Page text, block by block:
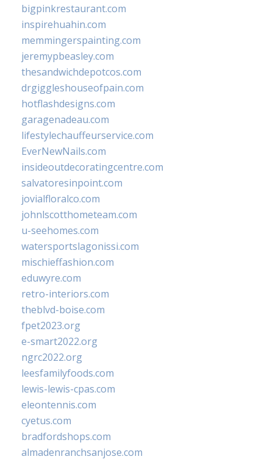
bigpinkrestaurant.com
inspirehuahin.com
memmingerspainting.com
jeremypbeasley.com
thesandwichdepotcos.com
drgiggleshouseofpain.com
hotflashdesigns.com
garagenadeau.com
lifestylechauffeurservice.com
EverNewNails.com
insideoutdecoratingcentre.com
salvatoresinpoint.com
jovialfloralco.com
johnlscotthometeam.com
u-seehomes.com
watersportslagonissi.com
mischieffashion.com
eduwyre.com
retro-interiors.com
theblvd-boise.com
fpet2023.org
e-smart2022.org
ngrc2022.org
leesfamilyfoods.com
lewis-lewis-cpas.com
eleontennis.com
cyetus.com
bradfordshops.com
almadenranchsanjose.com